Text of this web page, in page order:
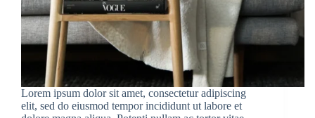
Lorem ipsum dolor sit amet, consectetur adipiscing
elit, sed do eiusmod tempor incididunt ut labore et